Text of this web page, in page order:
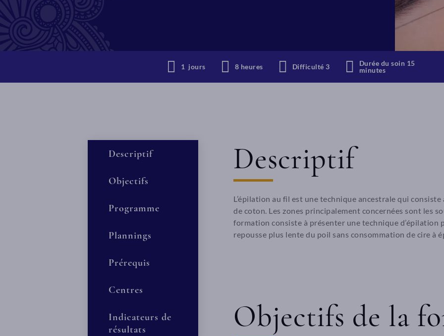
1 jours 8 heures Difficulté 3
Durée du soin 15
minutes
Descriptif
Objectifs
Programme
Plannings
Prérequis
Centres
Indicateurs de
résultats
Descriptif
L’épilation au fil est une technique ancestrale qui
de coton. Les zones principalement concernées sont les
formation consiste à présenter une technique
repousse plus lente du poil sans consommation de cire à
Objectifs de la